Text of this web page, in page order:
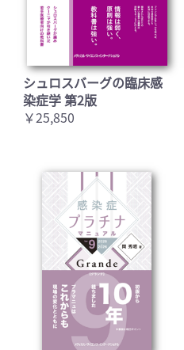
シュロスバーグの臨床感
染症学 第2版
￥25,850